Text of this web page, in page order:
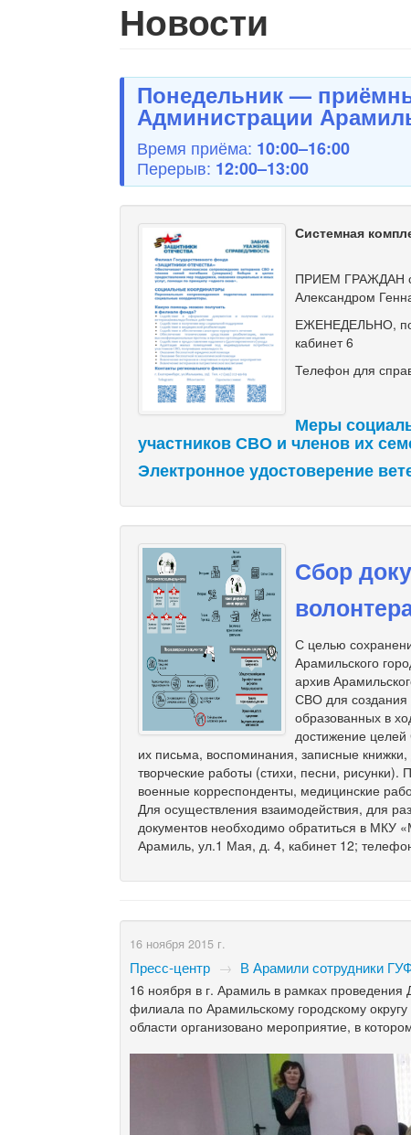
Новости
Понедельник —
Администрации
Время приёма: 10:00–16:00
Перерыв: 12:00–13:00
Системная
ПРИЕМ ГРАЖДАН
Александром
ЕЖЕНЕДЕЛЬНО, по
кабинет 6
Телефон для
Меры
участников СВО и членов их
Электронное удостоверение
Сбор
С целью
Арамильского
архив
СВО для создания
образованных в
достижение
их письма, воспоминания, записные
творческие работы (стихи, песни,
военные корреспонденты, медицинские
Для осуществления взаимодействия, для
документов необходимо обратиться в МКУ
Арамиль, ул.1 Мая, д. 4, кабинет 12;
16 ноября 2015 г.
Пресс-центр → В Арамили сотрудники
16 ноября в г. Арамиль в рамках
филиала по Арамильскому городскому
области организовано мероприятие, в